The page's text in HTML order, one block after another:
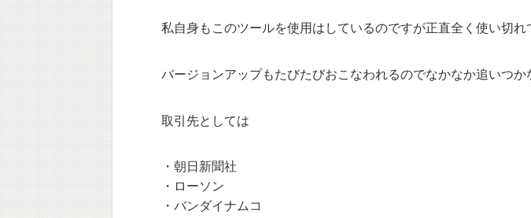
私自身もこのツールを使用はしているのですが正直全く使い切れ
バージョンアップもたびたびおこなわれるのでなかなか追いつか
取引先としては
・朝日新聞社
・ローソン
・バンダイナムコ